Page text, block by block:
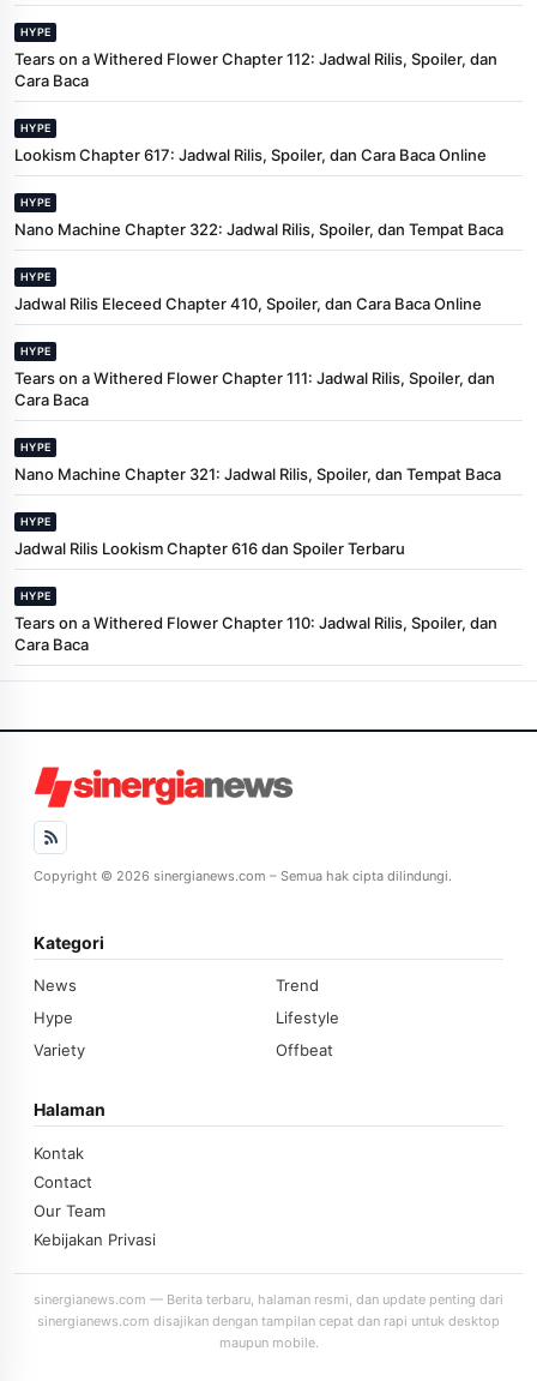
HYPE
Tears on a Withered Flower Chapter 112: Jadwal Rilis, Spoiler, dan
Cara Baca
HYPE
Lookism Chapter 617: Jadwal Rilis, Spoiler, dan Cara Baca Online
HYPE
Nano Machine Chapter 322: Jadwal Rilis, Spoiler, dan Tempat Baca
HYPE
Jadwal Rilis Eleceed Chapter 410, Spoiler, dan Cara Baca Online
HYPE
Tears on a Withered Flower Chapter 111: Jadwal Rilis, Spoiler, dan
Cara Baca
HYPE
Nano Machine Chapter 321: Jadwal Rilis, Spoiler, dan Tempat Baca
HYPE
Jadwal Rilis Lookism Chapter 616 dan Spoiler Terbaru
HYPE
Tears on a Withered Flower Chapter 110: Jadwal Rilis, Spoiler, dan
Cara Baca
Copyright © 2026 sinergianews.com – Semua hak cipta dilindungi.
Kategori
News
Trend
Hype
Lifestyle
Variety
Offbeat
Halaman
Kontak
Contact
Our Team
Kebijakan Privasi
sinergianews.com — Berita terbaru, halaman resmi, dan update penting dari
sinergianews.com disajikan dengan tampilan cepat dan rapi untuk desktop
maupun mobile.